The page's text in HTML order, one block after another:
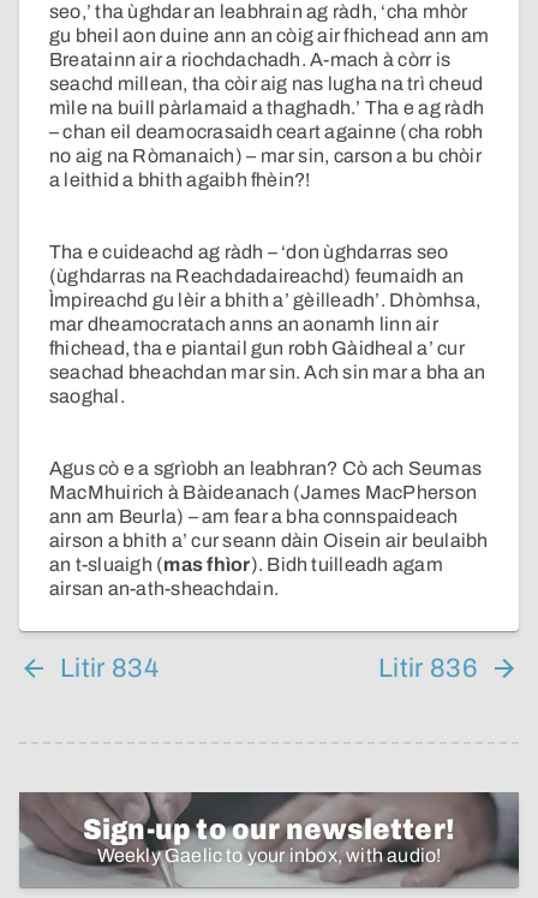
seo,’ tha ùghdar an leabhrain ag ràdh, ‘cha mhòr
gu bheil aon duine ann an còig air fhichead ann am
Breatainn air a riochdachadh. A-mach à còrr is
seachd millean, tha còir aig nas lugha na trì cheud
mìle na buill pàrlamaid a thaghadh.’ Tha e ag ràdh
– chan eil deamocrasaidh ceart againne (cha robh
no aig na Ròmanaich) – mar sin, carson a bu chòir
a leithid a bhith agaibh fhèin?!
Tha e cuideachd ag ràdh – ‘don ùghdarras seo
(ùghdarras na Reachdadaireachd) feumaidh an
Ìmpireachd gu lèir a bhith a’ gèilleadh’. Dhòmhsa,
mar dheamocratach anns an aonamh linn air
fhichead, tha e piantail gun robh Gàidheal a’ cur
seachad bheachdan mar sin. Ach sin mar a bha an
saoghal.
Agus cò e a sgrìobh an leabhran? Cò ach Seumas
MacMhuirich à Bàideanach (James MacPherson
ann am Beurla) – am fear a bha connspaideach
airson a bhith a’ cur seann dàin Oisein air beulaibh
an t-sluaigh (mas fhìor). Bidh tuilleadh agam
airsan an-ath-sheachdain.
Litir 834 Litir 836
Sign-up to our newsletter!
Weekly Gaelic to your inbox, with audio!